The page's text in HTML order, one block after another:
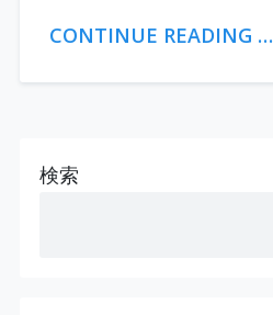
CONTINUE READING …
検索